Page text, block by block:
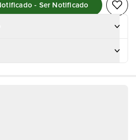
Muy Pronto - Ser Notificado - Ser Notificado